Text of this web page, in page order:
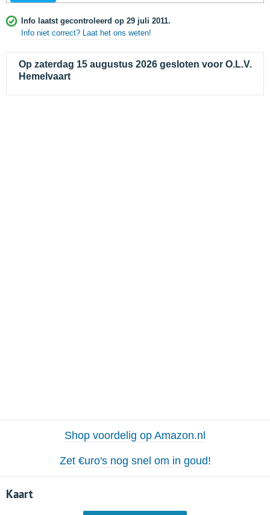
Info laatst gecontroleerd op 29 juli 2011.
Info niet correct? Laat het ons weten!
Op zaterdag 15 augustus 2026 gesloten voor O.L.V.
Hemelvaart
Shop voordelig op Amazon.nl
Zet €uro's nog snel om in goud!
Kaart